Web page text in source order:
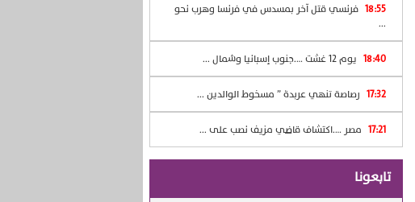
18:55 فرنسي قتل آخر بمسدس في فرنسا وهرب نحو
...
18:40 يوم 12 غشت ….جنوب إسبانيا وشمال ...
17:32 رصاصة تنهي عربدة ” مسخوط الوالدين ...
17:21 مصر ….اكتشاف قاضي مزيف نصب على ...
تابعونا